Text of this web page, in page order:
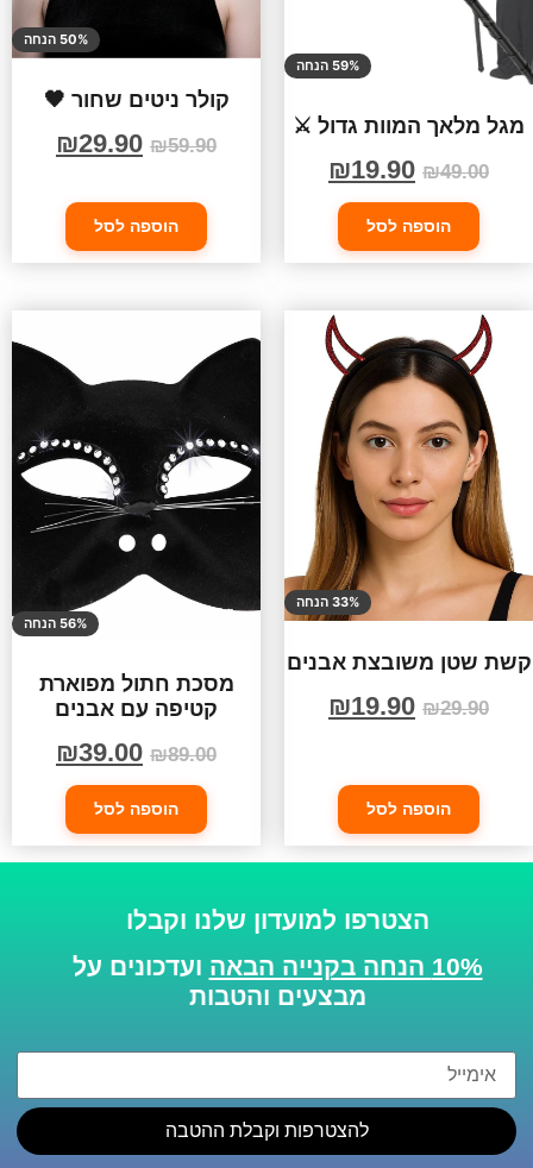
59% הנחה
מגל מלאך המוות גדול ⚔️
₪49.00
₪19.90
הוספה לסל
50% הנחה
קולר ניטים שחור 🖤
₪59.90
₪29.90
הוספה לסל
33% הנחה
קשת שטן משובצת אבנים
₪29.90
₪19.90
הוספה לסל
56% הנחה
מסכת חתול מפוארת
קטיפה עם אבנים
₪89.00
₪39.00
הוספה לסל
הצטרפו למועדון שלנו וקבלו
10% הנחה בקנייה הבאה
ועדכונים על
מבצעים והטבות
להצטרפות וקבלת ההטבה